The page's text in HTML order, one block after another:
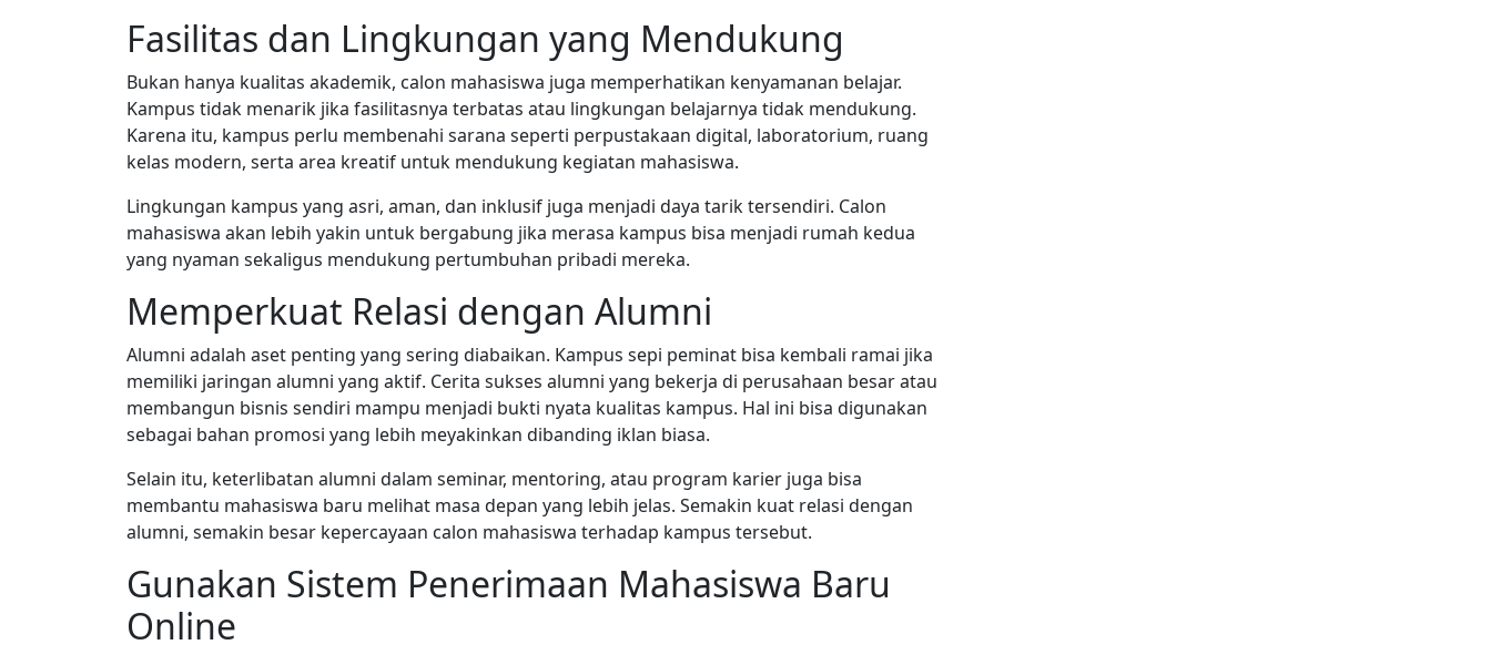
Fasilitas dan Lingkungan yang Mendukung
Bukan hanya kualitas akademik, calon mahasiswa juga memperhatikan kenyamanan belajar.
Kampus tidak menarik jika fasilitasnya terbatas atau lingkungan belajarnya tidak mendukung.
Karena itu, kampus perlu membenahi sarana seperti perpustakaan digital, laboratorium, ruang
kelas modern, serta area kreatif untuk mendukung kegiatan mahasiswa.
Lingkungan kampus yang asri, aman, dan inklusif juga menjadi daya tarik tersendiri. Calon
mahasiswa akan lebih yakin untuk bergabung jika merasa kampus bisa menjadi rumah kedua
yang nyaman sekaligus mendukung pertumbuhan pribadi mereka.
Memperkuat Relasi dengan Alumni
Alumni adalah aset penting yang sering diabaikan. Kampus sepi peminat bisa kembali ramai jika
memiliki jaringan alumni yang aktif. Cerita sukses alumni yang bekerja di perusahaan besar atau
membangun bisnis sendiri mampu menjadi bukti nyata kualitas kampus. Hal ini bisa digunakan
sebagai bahan promosi yang lebih meyakinkan dibanding iklan biasa.
Selain itu, keterlibatan alumni dalam seminar, mentoring, atau program karier juga bisa
membantu mahasiswa baru melihat masa depan yang lebih jelas. Semakin kuat relasi dengan
alumni, semakin besar kepercayaan calon mahasiswa terhadap kampus tersebut.
Gunakan Sistem Penerimaan Mahasiswa Baru
Online